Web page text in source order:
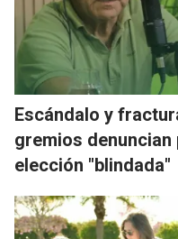
Escándalo y
gremios
elección "blindada"